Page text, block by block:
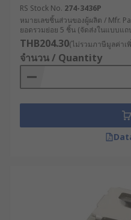
การควบคุม
การป้องกันสภาพแวดล้
แวดล้อมที่มีความท้าท
หรือสภาพแวดล้อมที่มีค
Tact Switch ที่มีการป้
ผนึกหรือสวิตช์กันน้ำ เ
ประเภทการติดตั้ง : ต
เลือกมีความเข้ากันได้
ค่าการใช้งานทางไฟฟ้
ไฟฟ้าและกระแสไฟที่ร
RS Stock No. 274-3436P
หมายเลขชิ้นส่วนของผู้ผลิต / Mfr.
ยอดรวมย่อย 5 ชิ้น (จัดส่งในแบบแถ
THB204.30(ไม่รวมภาษีมูลค่าเ
จำนวน / Quantity